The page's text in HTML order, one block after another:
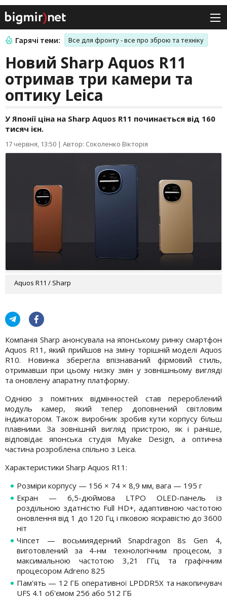
Гарячі теми: Все для фронту - все про зброю та техніку
Новий Sharp Aquos R11
отримав три камери та
оптику Leica
У Японії ціна на Sharp Aquos R11 починається від 160
тисяч ієн.
17 червня, 13:50 | Автор: Соколенко Вікторія
Aquos R11 / Sharp
Компанія Sharp анонсувала на японському ринку смартфон
Aquos R11, який прийшов на зміну торішній моделі Aquos
R10. Новинка зберегла впізнаваний фірмовий стиль,
отримавши при цьому низку змін у зовнішньому вигляді
та оновлену апаратну платформу.
Однією з помітних відмінностей став перероблений
модуль камер, який тепер доповнений світловим
індикатором. Також виробник зробив кути корпусу більш
плавними. За зовнішній вигляд пристрою, як і раніше,
відповідає японська студія Miyake Design, а оптична
частина розроблена спільно з Leica.
Характеристики Sharp Aquos R11:
Розміри корпусу — 156 × 74 × 8,9 мм, вага — 195 г
Екран — 6,5-дюймова LTPO OLED-панель із
роздільною здатністю Full HD+, адаптивною частотою
оновлення від 1 до 120 Гц і піковою яскравістю до 3600
ніт
Чіпсет — восьмиядерний Snapdragon 8s Gen 4,
виготовлений за 4-нм технологічним процесом, з
максимальною частотою 3,21 ГГц та графічним
процесором Adreno 825
Пам'ять — 12 ГБ оперативної LPDDR5X та накопичувач
UFS 4.1 об'ємом 256 або 512 ГБ